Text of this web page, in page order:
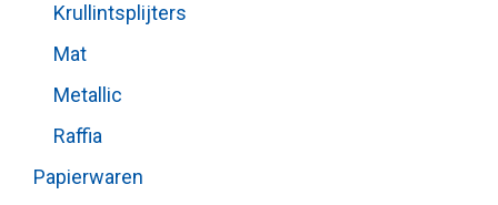
Krullintsplijters
Mat
Metallic
Raffia
Papierwaren